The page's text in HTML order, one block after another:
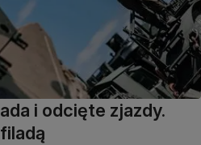
i odcięte zjazdy.